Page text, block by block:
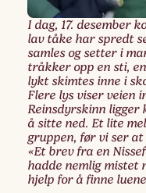
I dag, 17. desember
lav tåke har spredt
samles og setter i
tråkker opp en sti,
lykt skimtes inne i
Flere lys viser veien
Reinsdyrskinn
å sitte ned. Et lite
gruppen, før vi ser at
«Et brev fra en
hadde nemlig mistet
hjelp for å finne